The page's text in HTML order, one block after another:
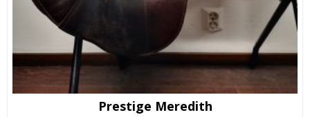
Prestige Meredith